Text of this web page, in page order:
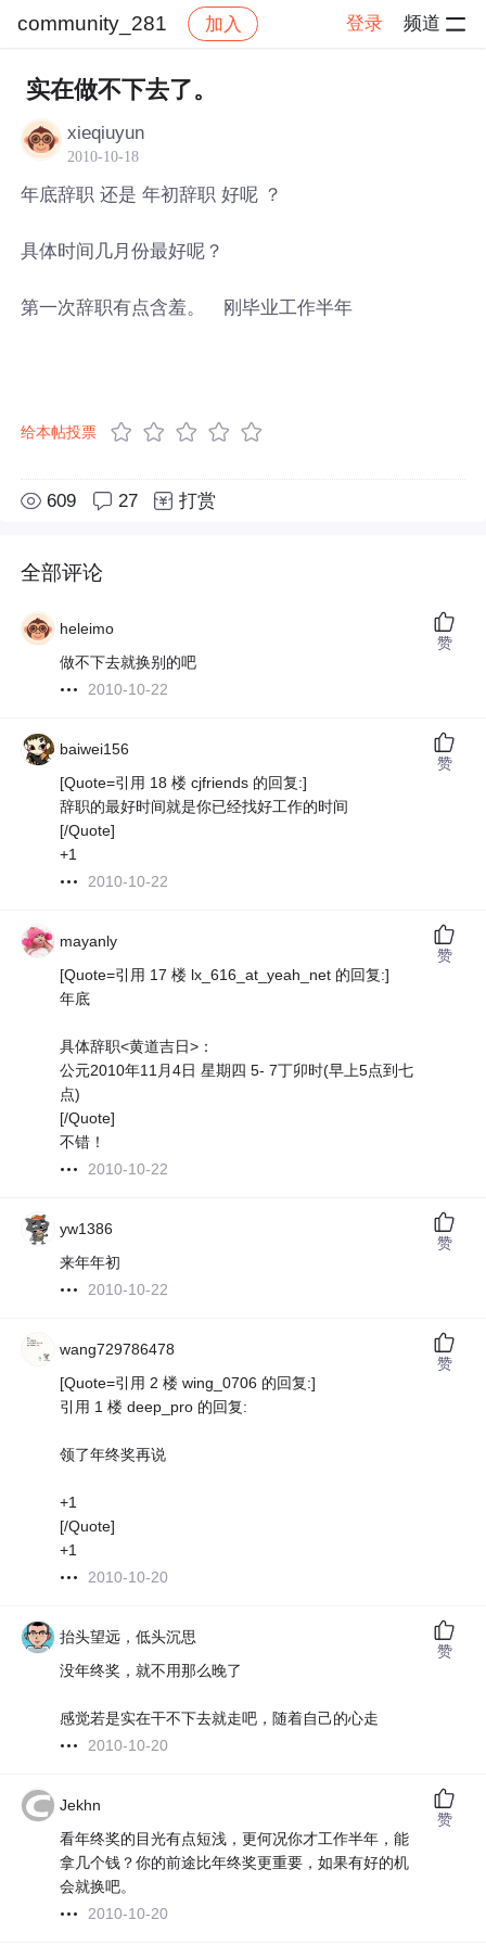
community_281 加入 登录 频道
社区 community_281
实在做不下去了。
xieqiuyun
2010-10-18
年底辞职 还是 年初辞职 好呢 ？
具体时间几月份最好呢？
第一次辞职有点含羞。 刚毕业工作半年
给本帖投票
609 27 打赏
全部评论
heleimo
做不下去就换别的吧
2010-10-22
赞
baiwei156
[Quote=引用 18 楼 cjfriends 的回复:]
辞职的最好时间就是你已经找好工作的时间
[/Quote]
+1
2010-10-22
赞
mayanly
[Quote=引用 17 楼 lx_616_at_yeah_net 的回复:]
年底
具体辞职<黄道吉日>：
公元2010年11月4日 星期四 5- 7丁卯时(早上5点到七
点)
[/Quote]
不错！
2010-10-22
赞
yw1386
来年年初
2010-10-22
赞
wang729786478
[Quote=引用 2 楼 wing_0706 的回复:]
引用 1 楼 deep_pro 的回复:
领了年终奖再说
+1
[/Quote]
+1
2010-10-20
赞
抬头望远，低头沉思
没年终奖，就不用那么晚了
感觉若是实在干不下去就走吧，随着自己的心走
2010-10-20
赞
Jekhn
看年终奖的目光有点短浅，更何况你才工作半年，能
拿几个钱？你的前途比年终奖更重要，如果有好的机
会就换吧。
2010-10-20
赞